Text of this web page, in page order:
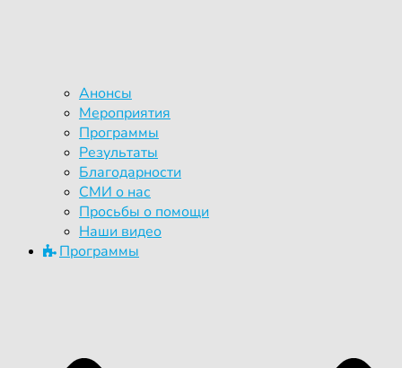
Анонсы
Мероприятия
Программы
Результаты
Благодарности
СМИ о нас
Просьбы о помощи
Наши видео
Программы